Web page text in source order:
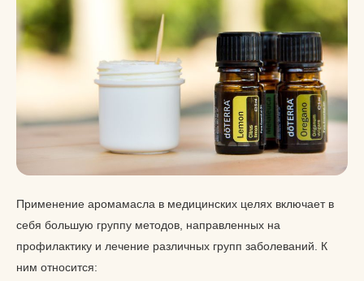
Применение аромамасла в медицинских целях включает в
себя большую группу методов, направленных на
профилактику и лечение различных групп заболеваний. К
ним относится: